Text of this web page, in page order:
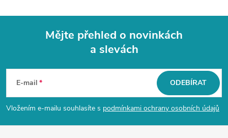
p
Mějte přehled o novinkách
a slevách
E-mail
Vložením e-mailu souhlasíte s podmínkami ochrany osobních údajů
ODEBÍRAT